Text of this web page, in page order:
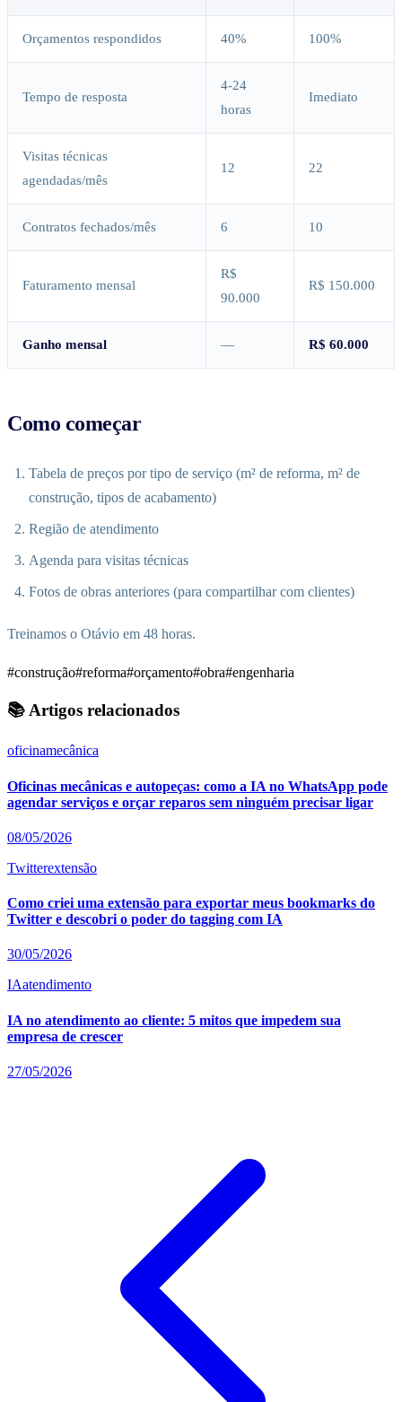
Orçamentos respondidos 40% 100%
Tempo de resposta
4-24
horas
Imediato
Visitas técnicas
agendadas/mês
12 22
Contratos fechados/mês 6 10
Faturamento mensal
R$
90.000
R$ 150.000
Ganho mensal — R$ 60.000
Como começar
Tabela de preços por tipo de serviço (m² de reforma, m² de
construção, tipos de acabamento)
Região de atendimento
Agenda para visitas técnicas
Fotos de obras anteriores (para compartilhar com clientes)
Treinamos o Otávio em 48 horas.
#construção#reforma#orçamento#obra#engenharia
📚 Artigos relacionados
oficinamecânica
Oficinas mecânicas e autopeças: como a IA no WhatsApp pode
agendar serviços e orçar reparos sem ninguém precisar ligar
08/05/2026
Twitterextensão
Como criei uma extensão para exportar meus bookmarks do
Twitter e descobri o poder do tagging com IA
30/05/2026
IAatendimento
IA no atendimento ao cliente: 5 mitos que impedem sua
empresa de crescer
27/05/2026